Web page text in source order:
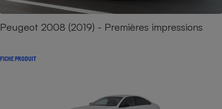
Peugeot 2008 (2019) - Premières impressions
FICHE PRODUIT